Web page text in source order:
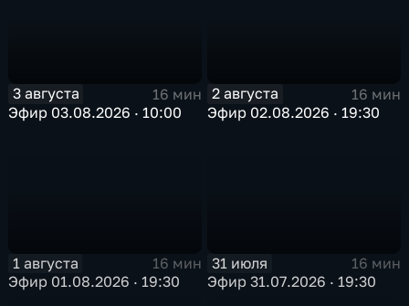
3 августа
16 мин
Эфир 03.08.2026 · 10:00
2 августа
16 мин
Эфир 02.08.2026 · 19:30
1 августа
16 мин
Эфир 01.08.2026 · 19:30
31 июля
16 мин
Эфир 31.07.2026 · 19:30